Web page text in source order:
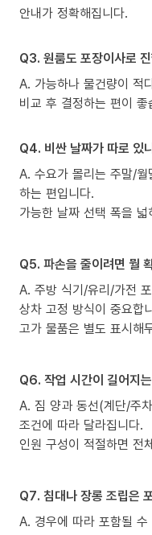
안내가 정확해집니다.
Q3. 원룸도 포장이사로
A. 가능하나 물건량이 적
비교 후 결정하는 편이 좋
Q4. 비싼 날짜가 따로 있
A. 수요가 몰리는 주말/
하는 편입니다.
가능한 날짜 선택 폭을
Q5. 파손을 줄이려면 뭘
A. 주방 식기/유리/가전
상차 고정 방식이 중요합
고가 물품은 별도 표시해
Q6. 작업 시간이 길어지
A. 짐 양과 동선(계단/주
조건에 따라 달라집니다.
인원 구성이 적절하면 전
Q7. 침대나 장롱 조립은
A. 경우에 따라 포함될